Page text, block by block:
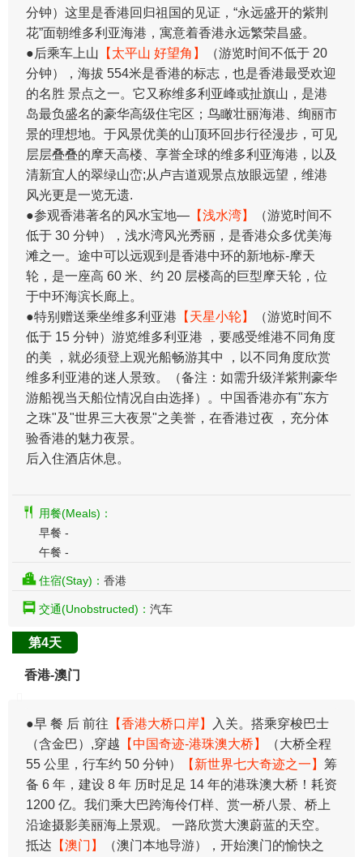
分钟）这里是香港回归祖国的见证，“永远盛开的紫荆
花”面朝维多利亚海港，寓意着香港永远繁荣昌盛。
●后乘车上山 【太平山 好望角】
（游览时间不低于 20
分钟），海拔 554米是香港的标志，也是香港最受欢迎
的名胜 景点之一。它又称维多利亚峰或扯旗山，是港
岛最负盛名的豪华高级住宅区；鸟瞰壮丽海港、绚丽市
景的理想地。于风景优美的山顶环回步行径漫步，可见
层层叠叠的摩天高楼、享誉全球的维多利亚海港，以及
清新宜人的翠绿山峦;从卢吉道观景点放眼远望，维港
风光更是一览无遗.
●参观香港著名的风水宝地— 【浅水湾】
（游览时间不
低于 30 分钟），浅水湾风光秀丽，是香港众多优美海
滩之一。途中可以远观到是香港中环的新地标-摩天
轮，是一座高 60 米、约 20 层楼高的巨型摩天轮，位
于中环海滨长廊上。
●特别赠送乘坐维多利亚港 【天星小轮】
（游览时间不
低于 15 分钟）游览维多利亚港 ，要感受维港不同角度
的美 ，就必须登上观光船畅游其中 ，以不同角度欣赏
维多利亚港的迷人景致。（备注：如需升级洋紫荆豪华
游船视当天船位情况自由选择）。中国香港亦有"东方
之珠"及"世界三大夜景"之美誉，在香港过夜 ，充分体
验香港的魅力夜景。
后入住酒店休息。
用餐(Meals)：
早餐 -
午餐 -
住宿(Stay)： 香港
交通(Unobstructed)： 汽车
第4天
香港-澳门
●早 餐 后 前往 【香港大桥口岸】
入关。搭乘穿梭巴士
（含金巴）,穿越 【中国奇迹-港珠澳大桥】
（大桥全程
55 公里，行车约 50 分钟）
【新世界七大奇迹之一】 筹
备 6 年，建设 8 年 历时足足 14 年的港珠澳大桥！耗资
1200 亿。我们乘大巴跨海伶仃样、赏一桥八景、桥上
沿途摄影美丽海上景观。 一路欣赏大澳蔚蓝的天空。
抵达 【澳门】
（澳门本地导游），开始澳门的愉快之